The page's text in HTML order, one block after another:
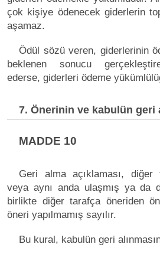
çok kişiye ödenecek giderlerin
aşamaz.
Ödül sözü veren, giderlerinin
beklenen sonucu
ederse, giderleri ödeme
7. Önerinin ve kabulün geri
MADDE 10
Geri alma açıklaması,
veya aynı anda ulaşmış ya da
birlikte diğer tarafça öneriden
öneri yapılmamış sayılır.
Bu kural, kabulün geri